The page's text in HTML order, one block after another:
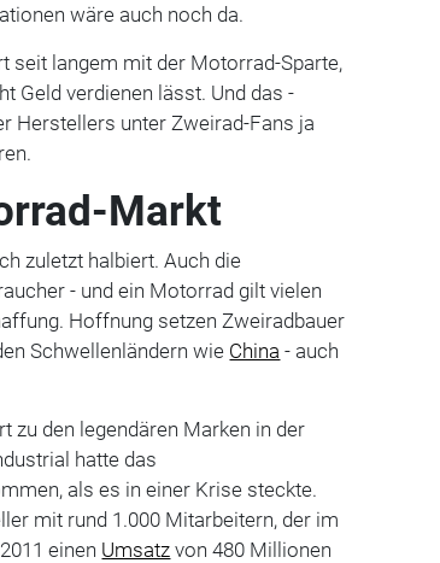
wäre auch noch da.
seit langem mit der Motorrad-Sparte,
Geld verdienen lässt. Und das -
Herstellers unter Zweirad-Fans ja
Markt
zuletzt halbiert. Auch die
- und ein Motorrad gilt vielen
Hoffnung setzen Zweiradbauer
Schwellenländern wie China - auch
zu den legendären Marken in der
hatte das
als es in einer Krise steckte.
mit rund 1.000 Mitarbeitern, der im
einen Umsatz von 480 Millionen